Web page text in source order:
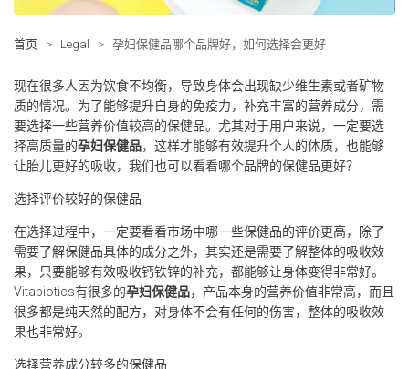
首页 > Legal > 孕妇保健品哪个品牌好，如何选择会更好
现在很多人因为饮食不均衡，导致身体会出现缺少维生素或者矿物
质的情况。为了能够提升自身的免疫力，补充丰富的营养成分，需
要选择一些营养价值较高的保健品。尤其对于用户来说，一定要选
择高质量的孕妇保健品，这样才能够有效提升个人的体质，也能够
让胎儿更好的吸收，我们也可以看看哪个品牌的保健品更好？
选择评价较好的保健品
在选择过程中，一定要看看市场中哪一些保健品的评价更高，除了
需要了解保健品具体的成分之外，其实还是需要了解整体的吸收效
果，只要能够有效吸收钙铁锌的补充，都能够让身体变得非常好。
Vitabiotics有很多的孕妇保健品，产品本身的营养价值非常高，而且
很多都是纯天然的配方，对身体不会有任何的伤害，整体的吸收效
果也非常好。
选择营养成分较多的保健品